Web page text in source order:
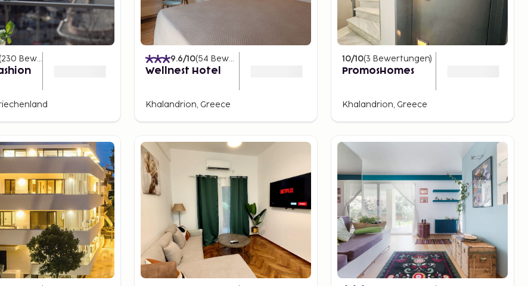
230 Bewertungen 9.6/10(54 Bewertungen
Wellnest Hotel
Khalandrion, Greece
10/10(3 Bewertungen)
PromosHomes
Khalandrion, Greece